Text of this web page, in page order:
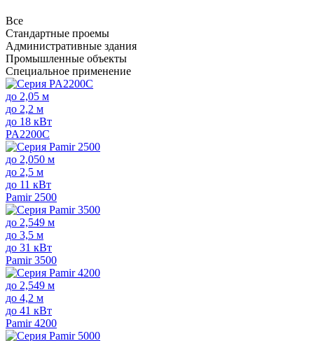
Все
Стандартные проемы
Административные здания
Промышленные объекты
Специальное применение
до 2,05 м
до 2,2 м
до 18 кВт
PA2200C
до 2,050 м
до 2,5 м
до 11 кВт
Pamir 2500
до 2,549 м
до 3,5 м
до 31 кВт
Pamir 3500
до 2,549 м
до 4,2 м
до 41 кВт
Pamir 4200